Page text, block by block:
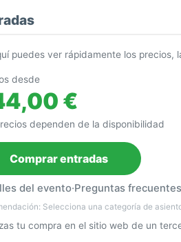
puedes ver rápidamente los
desde
€
dependen de la disponibilidad
Comprar entradas
del evento·Preguntas frecuentes
Selecciona una categoría de
tu compra en el sitio web de un